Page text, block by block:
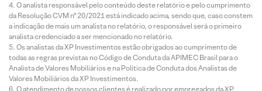
O analista responsável pelo conteúdo deste relatório e pelo cumprimento
da Resolução CVM nº 20/2021 está indicado acima, sendo que, caso constem
a indicação de mais um analista no relatório, o responsável será o primeiro
analista credenciado a ser mencionado no relatório.
Os analistas da XP Investimentos estão obrigados ao cumprimento de
todas as regras previstas no Código de Conduta da APIMEC Brasil para o
Analista de Valores Mobiliários e na Política de Conduta dos Analistas de
Valores Mobiliários da XP Investimentos.
O atendimento de nossos clientes é realizado por empregados da XP